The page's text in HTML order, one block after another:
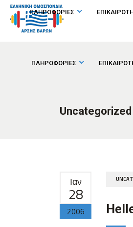
ΠΛΗΡΟΦΟΡΙΕΣ
ΠΛΗΡΟΦΟΡΙΕΣ
Uncategorized
Ιαν
28
2006